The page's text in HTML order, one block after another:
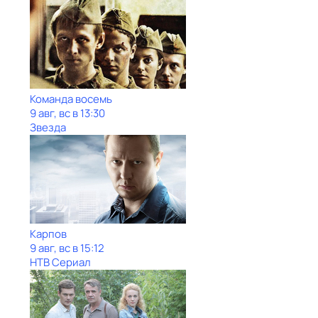
Команда восемь
9 авг, вс в 13:30
Звезда
Карпов
9 авг, вс в 15:12
НТВ Сериал